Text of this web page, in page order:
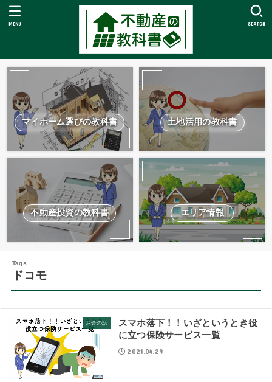
SEARCH
MENU
マイホーム選びの教科書 土地活用の教科書
不動産投資の教科書 エリア情報
ドコモ
お金の話
スマホ落下！！いざというとき役
に立つ保険サービス一覧
2021.04.29